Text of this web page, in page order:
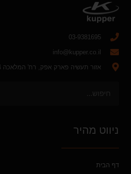
03-9381695
info@kupper.co.il
אזור תעשיה פארק אפק, רח' המלאכה 4
ניווט מהיר
דף הבית